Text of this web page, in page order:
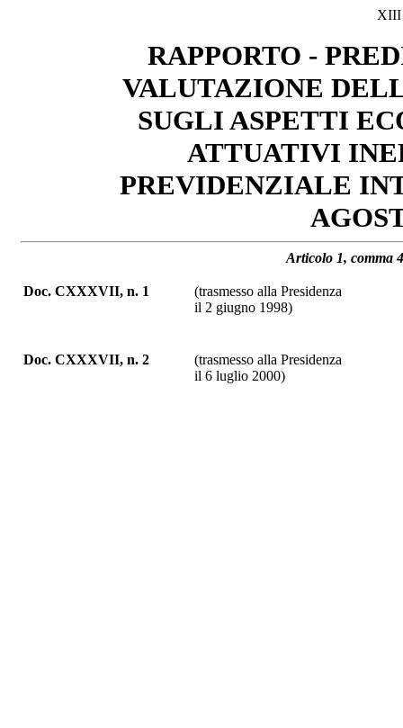
XIII
RAPPORTO -
VALUTAZIONE
SUGLI ASPETTI
ATTUATIVI
PREVIDENZIALE
Articolo 1, comma
Doc. CXXXVII, n. 1
(trasmesso alla Presidenza
il 2 giugno 1998)
Doc. CXXXVII, n. 2
(trasmesso alla Presidenza
il 6 luglio 2000)